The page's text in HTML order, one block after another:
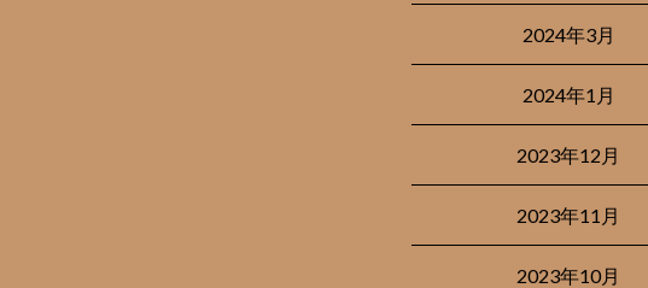
2024年3月
2024年1月
2023年12月
2023年11月
2023年10月